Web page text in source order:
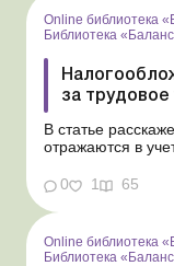
Online библиотека
Библиотека
за трудовое
В статье
отражаются в
являются
Библиотека
оформлению,
от...
0 1 65
Online библиотека
Библиотека